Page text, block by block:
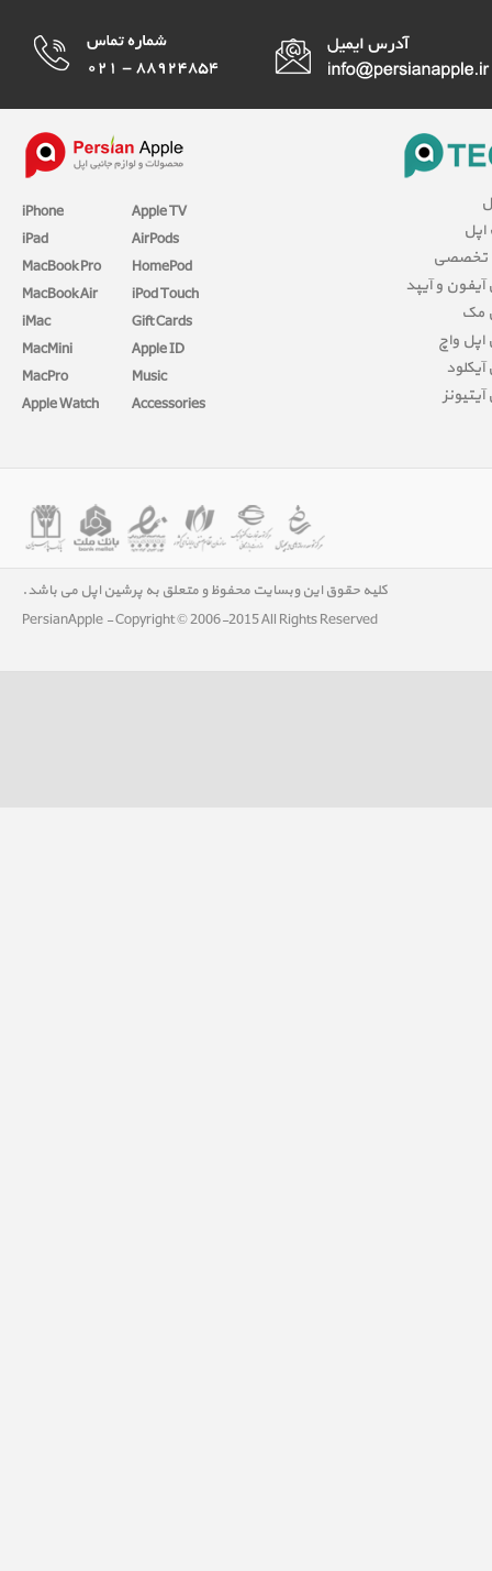
iPhone
iPad
MacBook Pro
MacBook Air
iMac
MacMini
MacPro
Apple Watch
Apple TV
AirPods
HomePod
iPod Touch
Gift Cards
Apple ID
Music
Accessories
اپل
تخصصی
و آیپد
مک
واچ
کلیه حقوق این وبسایت محفوظ و متعلق به پرشین اپل می باشد.
PersianApple - Copyright © 2006-2015 All Rights Reserved